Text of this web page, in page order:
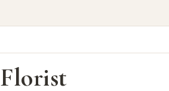
Florist